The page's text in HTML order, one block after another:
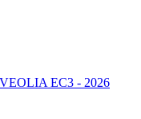
EC3 - 2026